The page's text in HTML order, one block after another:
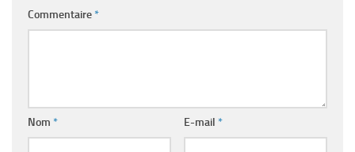
Commentaire*
Nom * E-mail *